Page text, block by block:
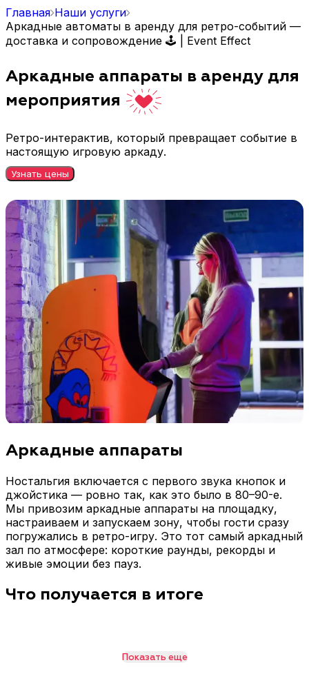
Главная Наши услуги
Аркадные автоматы в аренду для ретро-событий —
доставка и сопровождение 🕹️ | Event Effect
Аркадные аппараты в аренду для
мероприятия
Ретро-интерактив, который превращает событие в
настоящую игровую аркаду.
Узнать цены
Аркадные аппараты
Ностальгия включается с первого звука кнопок и
джойстика — ровно так, как это было в 80–90-е.
Мы привозим аркадные аппараты на площадку,
настраиваем и запускаем зону, чтобы гости сразу
погружались в ретро-игру. Это тот самый аркадный
зал по атмосфере: короткие раунды, рекорды и
живые эмоции без пауз.
Что получается в итоге
Показать еще